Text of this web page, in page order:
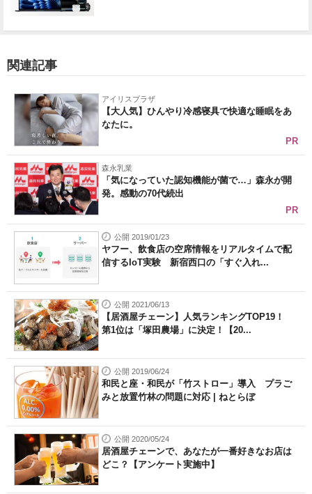
関連記事
アイリスプラザ
【大人気】ひんやり冷感寝具で快適な睡眠をあ
なたに。
PR
森永乳業
「気になっていた認知機能が菌で…」森永が開
発。感動の70代続出
PR
公開 2019/01/23
ヤフー、飲食店の空席情報をリアルタイムで配
信するIoT実験 新宿西口の「すぐ入れ...
公開 2021/06/13
【居酒屋チェーン】人気ランキングTOP19！
第1位は「塚田農場」に決定！【20...
公開 2019/06/24
和民と座・和民が「竹ストロー」導入 プラご
みと放置竹林の問題に対応 | ねとらぼ
公開 2020/05/24
居酒屋チェーンで、あなたが一番好きなお店は
どこ？【アンケート実施中】